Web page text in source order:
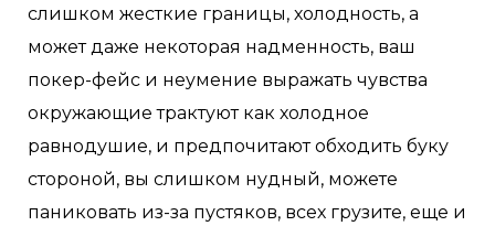
слишком жесткие границы, холодность, а
может даже некоторая надменность, ваш
покер-фейс и неумение выражать чувства
окружающие трактуют как холодное
равнодушие, и предпочитают обходить буку
стороной, вы слишком нудный, можете
паниковать из-за пустяков, всех грузите, еще и